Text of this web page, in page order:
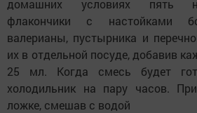
домашних условиях пять
флакончики с настойками
валерианы, пустырника и
их в отдельной посуде, добавив
25 мл. Когда смесь будет
холодильник на пару часов.
ложке, смешав с водой